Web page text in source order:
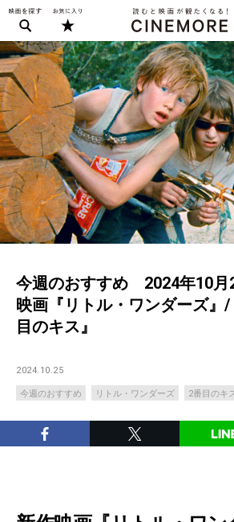
今週のおすすめ 2024年10月
映画『リトル・ワンダーズ』
目のキス』
2024.10.25
今週のおすすめ リトル・ワンダーズ 2番目のキ